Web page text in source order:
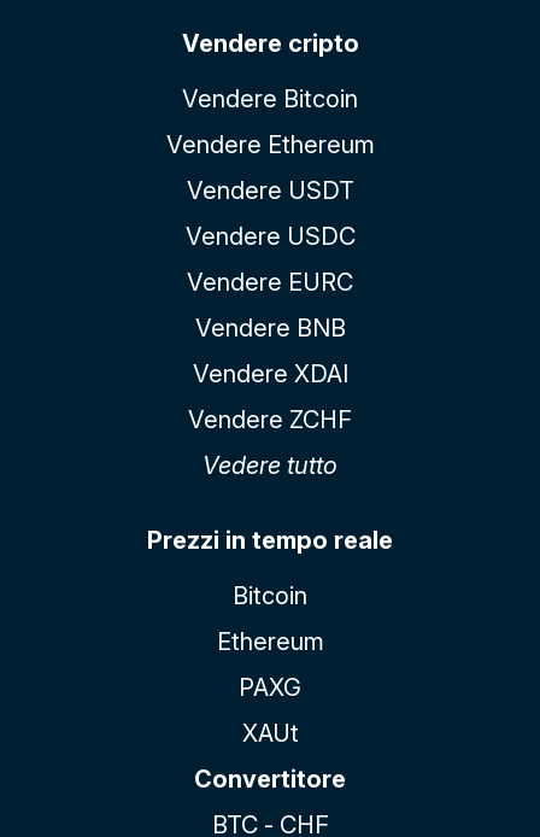
Vendere cripto
Vendere Bitcoin
Vendere Ethereum
Vendere USDT
Vendere USDC
Vendere EURC
Vendere BNB
Vendere XDAI
Vendere ZCHF
Vedere tutto
Prezzi in tempo reale
Bitcoin
Ethereum
PAXG
XAUt
Convertitore
BTC - CHF